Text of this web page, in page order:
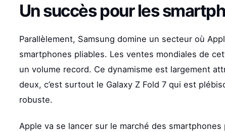
Un succès pour les
Parallèlement, Samsung domine un secteur où
smartphones pliables. Les ventes mondiales de
un volume record. Ce dynamisme est largement
deux, c’est surtout le Galaxy Z Fold 7 qui est
robuste.
Apple va se lancer sur le marché des smartphones